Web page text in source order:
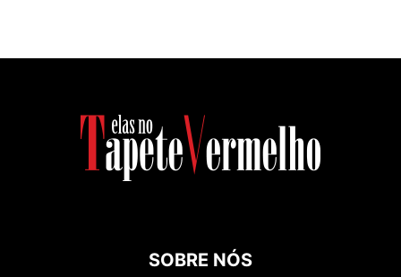
SOBRE NÓS